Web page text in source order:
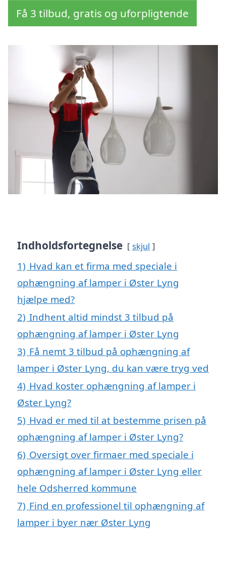
Få 3 tilbud, gratis og uforpligtende
Indholdsfortegnelse skjul
1) Hvad kan et firma med speciale i
ophængning af lamper i Øster Lyng
hjælpe med?
2) Indhent altid mindst 3 tilbud på
ophængning af lamper i Øster Lyng
3) Få nemt 3 tilbud på ophængning af
lamper i Øster Lyng, du kan være tryg ved
4) Hvad koster ophængning af lamper i
Øster Lyng?
5) Hvad er med til at bestemme prisen på
ophængning af lamper i Øster Lyng?
6) Oversigt over firmaer med speciale i
ophængning af lamper i Øster Lyng eller
hele Odsherred kommune
7) Find en professionel til ophængning af
lamper i byer nær Øster Lyng